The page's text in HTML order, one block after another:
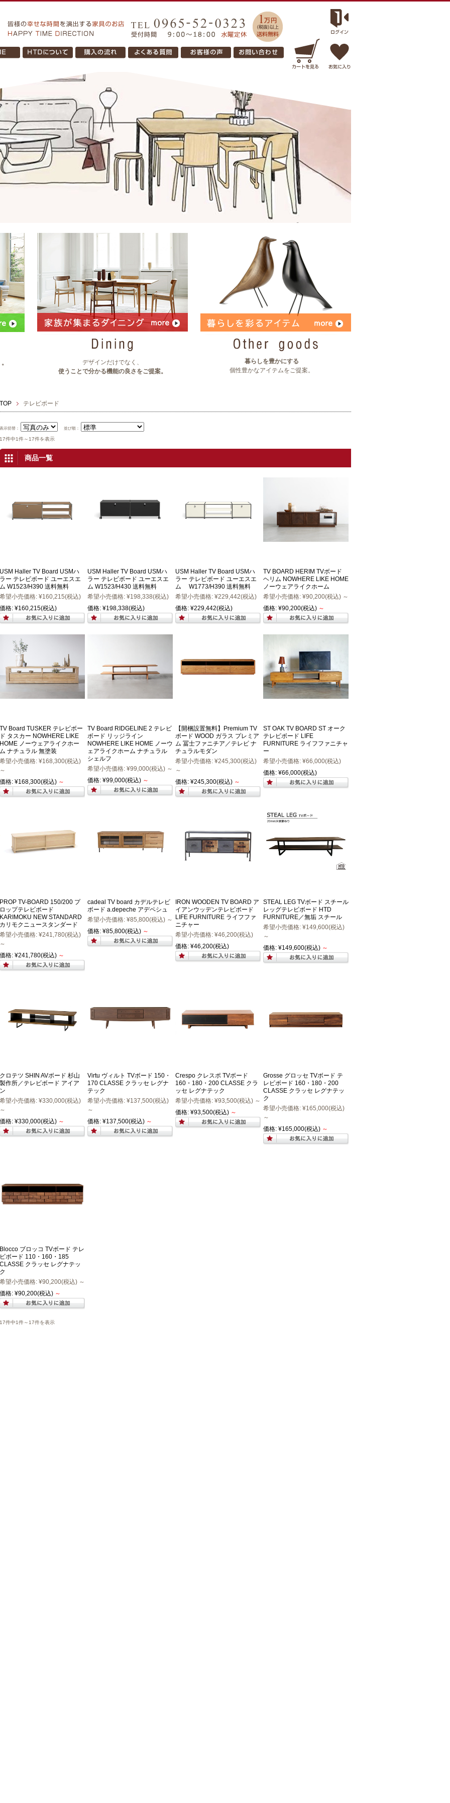
デザインだけでなく、
使うことで分かる機能の良さをご提案。
暮らしを豊かにする
個性豊かなアイテムをご提案。
TOP テレビボード
表示切替： 並び順：
17件中1件～17件を表示
商品一覧
USM Haller TV Board USMハ
ラー テレビボード ユーエスエ
ム W1523/H390 送料無料
希望小売価格: ¥160,215(税込)
価格: ¥160,215(税込)
USM Haller TV Board USMハ
ラー テレビボード ユーエスエ
ム W1523/H430 送料無料
希望小売価格: ¥198,338(税込)
価格: ¥198,338(税込)
USM Haller TV Board USMハ
ラー テレビボード ユーエスエ
ム W1773/H390 送料無料
希望小売価格: ¥229,442(税込)
価格: ¥229,442(税込)
TV BOARD HERIM TVボード
ヘリム NOWHERE LIKE HOME
ノーウェアライクホーム
希望小売価格: ¥90,200(税込) ～
価格: ¥90,200(税込) ～
TV Board TUSKER テレビボー
ド タスカー NOWHERE LIKE
HOME ノーウェアライクホー
ム ナチュラル 無塗装
希望小売価格: ¥168,300(税込)
～
価格: ¥168,300(税込) ～
TV Board RIDGELINE 2 テレビ
ボード リッジライン
NOWHERE LIKE HOME ノーウ
ェアライクホーム ナチュラル
シェルフ
希望小売価格: ¥99,000(税込) ～
価格: ¥99,000(税込) ～
【開梱設置無料】Premium TV
ボード WOOD ガラス プレミア
ム 冨士ファニチア／テレビ ナ
チュラルモダン
希望小売価格: ¥245,300(税込)
～
価格: ¥245,300(税込) ～
ST OAK TV BOARD ST オーク
テレビボード LIFE
FURNITURE ライフファニチャ
ー
希望小売価格: ¥66,000(税込)
価格: ¥66,000(税込)
PROP TV-BOARD 150/200 プ
ロップテレビボード
KARIMOKU NEW STANDARD
カリモクニュースタンダード
希望小売価格: ¥241,780(税込)
～
価格: ¥241,780(税込) ～
cadeal TV board カデルテレビ
ボード a.depeche アデペシュ
希望小売価格: ¥85,800(税込) ～
価格: ¥85,800(税込) ～
IRON WOODEN TV BOARD ア
イアンウッデンテレビボード
LIFE FURNITURE ライフファ
ニチャー
希望小売価格: ¥46,200(税込)
価格: ¥46,200(税込)
STEAL LEG TVボード スチール
レッグテレビボード HTD
FURNITURE／無垢 スチール
希望小売価格: ¥149,600(税込)
～
価格: ¥149,600(税込) ～
クロテツ SHIN AVボード 杉山
製作所／テレビボード アイア
ン
希望小売価格: ¥330,000(税込)
～
価格: ¥330,000(税込) ～
Virtu ヴィルト TVボード 150・
170 CLASSE クラッセ レグナ
テック
希望小売価格: ¥137,500(税込)
～
価格: ¥137,500(税込) ～
Crespo クレスポ TVボード
160・180・200 CLASSE クラ
ッセ レグナテック
希望小売価格: ¥93,500(税込) ～
価格: ¥93,500(税込) ～
Grosse グロッセ TVボード テ
レビボード 160・180・200
CLASSE クラッセ レグナテッ
ク
希望小売価格: ¥165,000(税込)
～
価格: ¥165,000(税込) ～
Blocco ブロッコ TVボード テレ
ビボード 110・160・185
CLASSE クラッセ レグナテッ
ク
希望小売価格: ¥90,200(税込) ～
価格: ¥90,200(税込) ～
17件中1件～17件を表示